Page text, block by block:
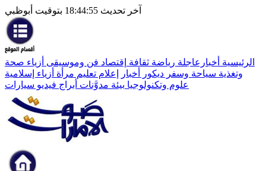
آخر تحديث 18:44:55 بتوقيت أبوظبي
الرئيسية أخبارعاجلة رياضة ثقافة إقتصاد فن وموسيقى أزياء صحة
وتغذية سياحة وسفر ديكور أخبار إعلام تعليم مرأة أزياء إسلامية
علوم وتكنولوجيا بيئة مدوَّنات أبراج فيديو سيارات